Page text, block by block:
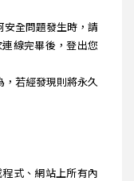
安全問題發生時，請
線完畢後，登出您
若經發現則將永久
式、網站上所有內